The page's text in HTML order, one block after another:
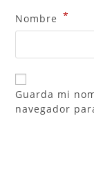
Nombre *
Guarda mi
navegador